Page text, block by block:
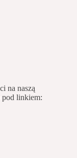
na naszą
pod linkiem: